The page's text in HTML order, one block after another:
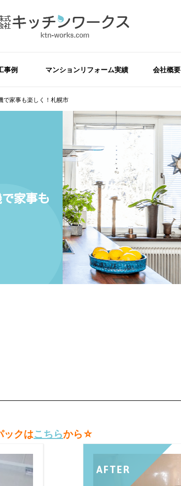
事例 マンションリフォーム実績 会社概要
で家事も楽しく！札幌市
家事も
ックはこちらから☆
AFTER